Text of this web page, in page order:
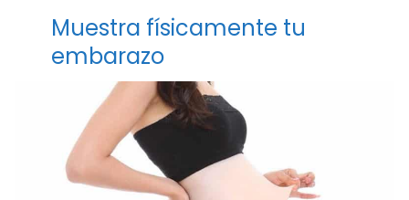
Muestra físicamente tu
embarazo